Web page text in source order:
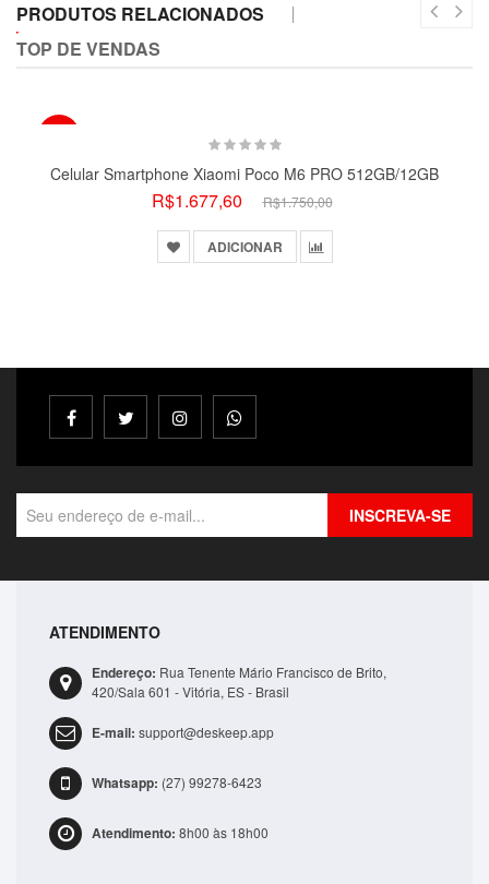
sua equipe. Você pode escolher entre o sensor de impressão
digital para ativar seu telefone com um toque, ou o
Vida útil da bateria mais longa
Desconecte-se! Com a super bateria de 5000 mAh você terá
energia por muito mais tempo para jogar, assistir séries ou
trabalhar sem recarregar.
nuvem e aproveitar seus momentos off-line para desfrutá-los
ao máximo.
PRODUTOS RELACIONADOS
TOP DE VENDAS
Celular Smartphone Xiaomi Poco M6 PRO 512GB/12GB
R$1.677,60 R$1.750,00
ADICIONAR
R$41,99
ADICIONAR
INSCREVA-SE
ATENDIMENTO
Endereço: Rua Tenente Mário Francisco de Brito,
420/Sala 601 - Vitória, ES - Brasil
E-mail: support@deskeep.app
Whatsapp: (27) 99278-6423
Atendimento: 8h00 às 18h00